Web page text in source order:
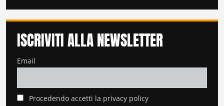
ISCRIVITI ALLA NEWSLETTER
Email
Procedendo accetti la privacy policy